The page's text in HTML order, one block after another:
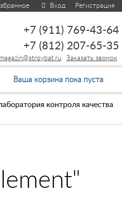
Вход Регистрация
+7 (911) 769-43-64
+7 (812) 207-65-35
Заказать звонок
magazin@stroybat.ru
Ваша корзина пока пуста
контроля качества